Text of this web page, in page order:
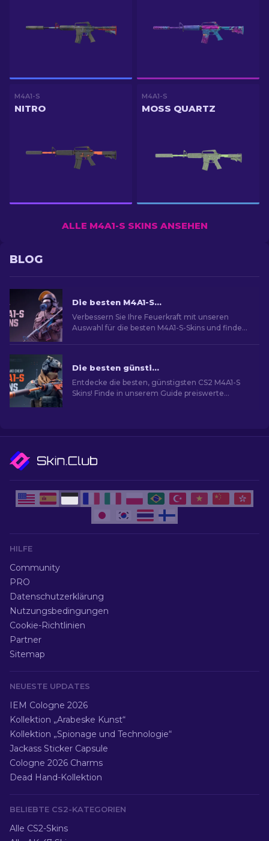
M4A1-S
NITRO
M4A1-S
MOSS QUARTZ
ALLE M4A1-S SKINS ANSEHEN
BLOG
Die besten M4A1-S Skins in CS2 [2026]
Verbessern Sie Ihre Feuerkraft mit unseren
Auswahl für die besten M4A1-S-Skins und finden
Die besten günstigsten M4A1-S Skins in CS2 [2026]
Entdecke die besten, günstigsten CS2 M4A1-S
Skins! Finde in unserem Guide preiswerte
HILFE
Community
PRO
Datenschutzerklärung
Nutzungsbedingungen
Cookie-Richtlinien
Partner
Sitemap
NEUESTE UPDATES
IEM Cologne 2026
Kollektion „Arabeske Kunst“
Kollektion „Spionage und Technologie“
Jackass Sticker Capsule
Cologne 2026 Charms
Dead Hand-Kollektion
BELIEBTE CS2-KATEGORIEN
Alle CS2-Skins